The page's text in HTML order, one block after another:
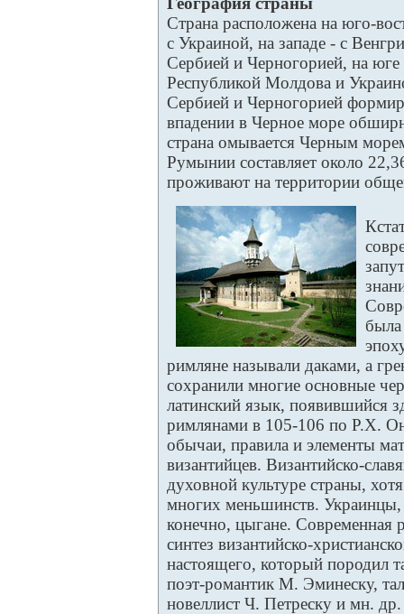
Страна расположена на юго-
с Украиной, на западе - с
Сербией и Черногорией, на юге
Республикой Молдова и
Сербией и Черногорией
впадении в Черное море
страна омывается Черным
Румынии составляет около
проживают на территории
была
римляне называли даками, а
сохранили многие основные
латинский язык, появившийся
римлянами в 105-106 по Р.Х.
обычаи, правила и элементы
византийцев. Византийско-
духовной культуре страны,
многих меньшинств.
конечно, цыгане. Современная
синтез византийско-
настоящего, который породил
поэт-романтик М. Эминеску,
новеллист Ч. Петреску и мн. др.